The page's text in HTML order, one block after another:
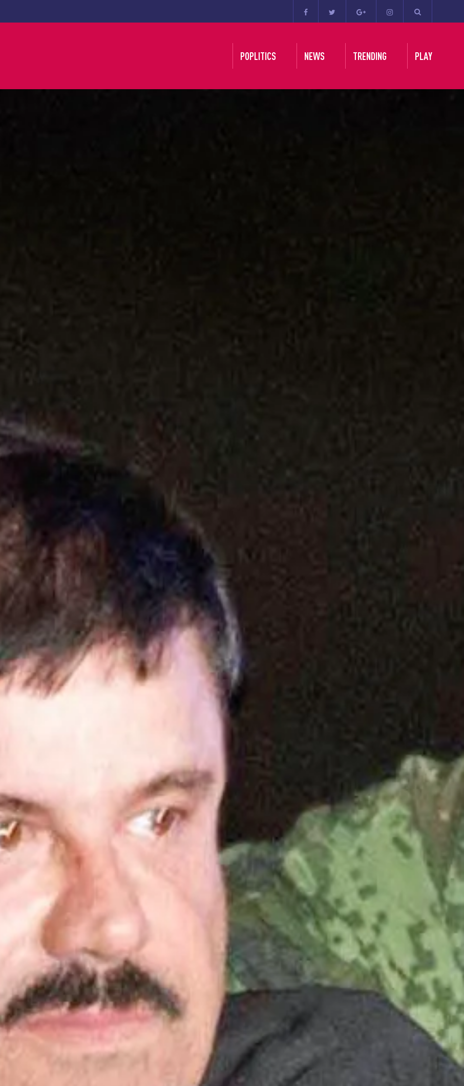
POPLITICS NEWS TRENDING PLAY